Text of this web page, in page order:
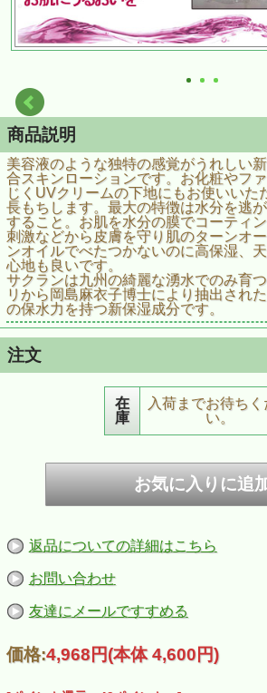
商品説明
美容液のような独特の感覚がうれしい
合スキンローションです。お化粧やフ
じくUVクリームの下地にもお使いいた
長もちします。最大の特徴は水分を逃
すること。お肌を水分の膜でコーティ
刺激などから皮膚を守り肌のターンオ
ンオイルでべたつかないのに高保湿、
心地も良いです。
サクランは九州の綺麗な湧水でのみ育
リから岡島麻衣子博士により抽出され
の保水力を持つ新保湿成分です。
注文
在
庫
入荷までお待ちく
い。
返品についての詳細はこちら
お問い合わせ
友達にメールですすめる
価格:4,968円(本体 4,600円)